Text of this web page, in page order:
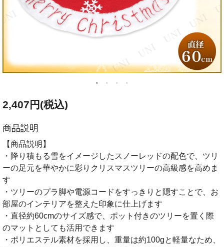
2,407円(税込)
商品説明
【商品説明】
・降り積もる雪をイメージしたスノーレッドの配色で、ツリ
ーの足元を華やかに彩りクリスマスツリーの高級感を高めま
す
・ツリーのプラ脚や電源コードをすっきりと隠すことで、お
部屋のインテリアを整えた印象に仕上げます
・直径約60cmのサイズ感で、ポット付きのツリーを置く際
のマットとしても活用できます
・ポリエステル素材を採用し、重量は約100gと軽量なため、